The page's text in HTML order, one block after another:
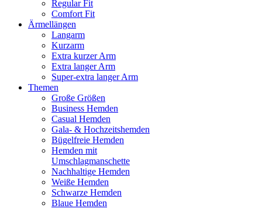
Regular Fit
Comfort Fit
Ärmellängen
Langarm
Kurzarm
Extra kurzer Arm
Extra langer Arm
Super-extra langer Arm
Themen
Große Größen
Business Hemden
Casual Hemden
Gala- & Hochzeitshemden
Bügelfreie Hemden
Hemden mit
Umschlagmanschette
Nachhaltige Hemden
Weiße Hemden
Schwarze Hemden
Blaue Hemden